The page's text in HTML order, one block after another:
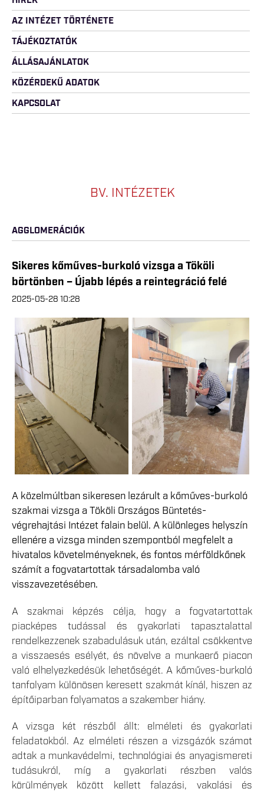
AZ INTÉZET TÖRTÉNETE
TÁJÉKOZTATÓK
ÁLLÁSAJÁNLATOK
KÖZÉRDEKŰ ADATOK
KAPCSOLAT
BV. INTÉZETEK
AGGLOMERÁCIÓK
Sikeres kőműves-burkoló vizsga a Tököli
börtönben – Újabb lépés a reintegráció felé
2025-05-28 10:28
A közelmúltban sikeresen lezárult a kőműves-burkoló
szakmai vizsga a Tököli Országos Büntetés-
végrehajtási Intézet falain belül. A különleges helyszín
ellenére a vizsga minden szempontból megfelelt a
hivatalos követelményeknek, és fontos mérföldkőnek
számít a fogvatartottak társadalomba való
visszavezetésében.
A szakmai képzés célja, hogy a fogvatartottak
piacképes tudással és gyakorlati tapasztalattal
rendelkezzenek szabadulásuk után, ezáltal csökkentve
a visszaesés esélyét, és növelve a munkaerő piacon
való elhelyezkedésük lehetőségét. A kőműves-burkoló
tanfolyam különösen keresett szakmát kínál, hiszen az
építőiparban folyamatos a szakember hiány.
A vizsga két részből állt: elméleti és gyakorlati
feladatokból. Az elméleti részen a vizsgázók számot
adtak a munkavédelmi, technológiai és anyagismereti
tudásukról, míg a gyakorlati részben valós
körülmények között kellett falazási, vakolási és